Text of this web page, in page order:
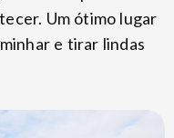
Um ótimo lugar
e tirar lindas